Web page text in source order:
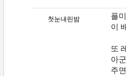
첫눈내린밤
플
이
또
아
주